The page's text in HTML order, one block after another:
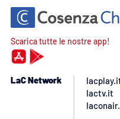
Scarica tutte le nostre app!
LaC Network
lactv.it